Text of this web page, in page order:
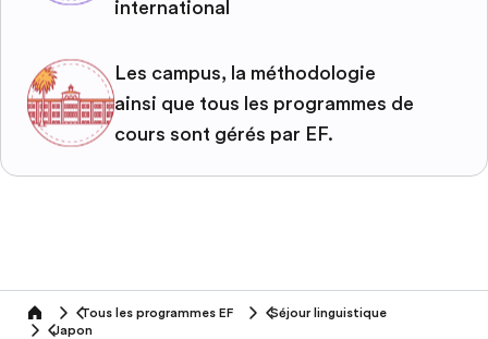
international
Les campus, la méthodologie
ainsi que tous les programmes de
cours sont gérés par EF.
home Tous les programmes EF
Séjour linguistique
Japon